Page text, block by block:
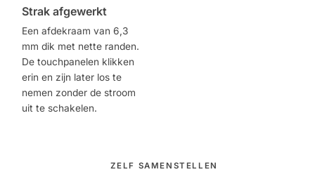
Strak afgewerkt
Een afdekraam van 6,3
mm dik met nette randen.
De touchpanelen klikken
erin en zijn later los te
nemen zonder de stroom
uit te schakelen.
ZELF SAMENSTELLEN